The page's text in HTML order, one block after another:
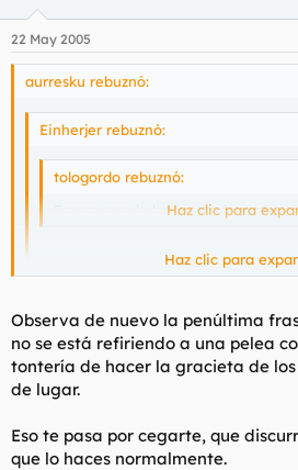
22 May 2005
aurresku rebuznó:
Einherjer rebuznó:
tologordo rebuznó:
Espero que le hayas destrozado los
Haz clic para
Tú no lo has pillado no?Haz clic para
tu tampoco por lo que veo ,donde
ver las frases con doble sentido?
Haz clic para
Observa de nuevo la penúltima
no se está refiriendo a una pelea
tontería de hacer la gracieta de
de lugar.
Eso te pasa por cegarte, que
que lo haces normalmente.